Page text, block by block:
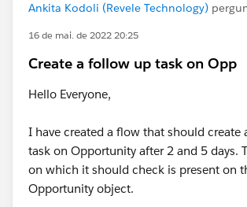
Ankita Kodoli (Revele Technology)
16 de mai. de 2022 20:25
Create a follow up task on Opp
Hello Everyone,
I have created a flow that should create
task on Opportunity after 2 and 5 days.
on which it should check is present on
Opportunity object.